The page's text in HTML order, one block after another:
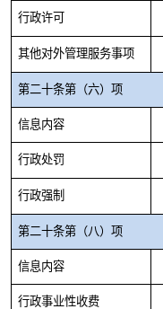
行政许可
其他对外管理服务事项
第二十条第（六）项
信息内容
行政处罚
行政强制
第二十条第（八）项
信息内容
行政事业性收费